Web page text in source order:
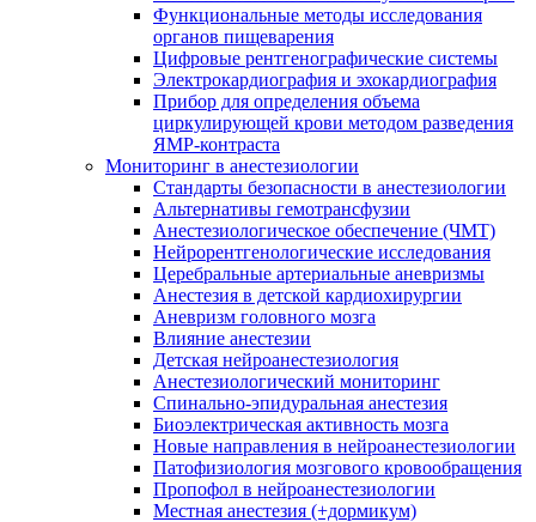
Функциональные методы исследования
органов пищеварения
Цифровые рентгенографические системы
Электрокардиография и эхокардиография
Прибор для определения объема
циркулирующей крови методом разведения
ЯМР-контраста
Мониторинг в анестезиологии
Стандарты безопасности в анестезиологии
Альтернативы гемотрансфузии
Анестезиологическое обеспечение (ЧМТ)
Нейрорентгенологические исследования
Церебральные артериальные аневризмы
Анестезия в детской кардиохирургии
Аневризм головного мозга
Влияние анестезии
Детская нейроанестезиология
Анестезиологический мониторинг
Спинально-эпидуральная анестезия
Биоэлектрическая активность мозга
Новые направления в нейроанестезиологии
Патофизиология мозгового кровообращения
Пропофол в нейроанестезиологии
Местная анестезия (+дормикум)